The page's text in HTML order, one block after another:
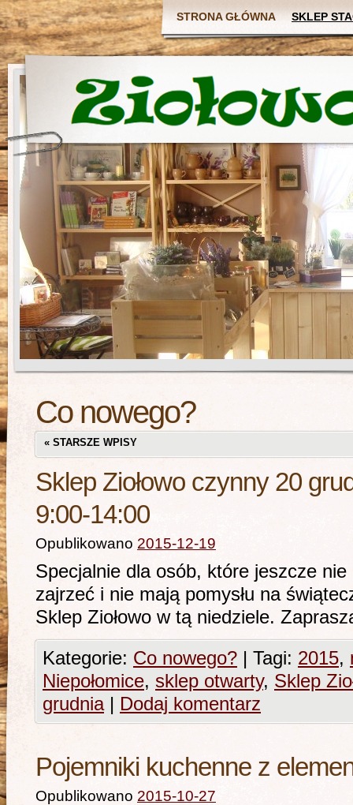
STRONA GŁÓWNA SKLEP
Co nowego?
« STARSZE WPISY
Sklep Ziołowo czynny 20
9:00-14:00
Opublikowano 2015-12-19
Specjalnie dla osób, które jeszcze nie
zajrzeć i nie mają pomysłu na
Sklep Ziołowo w tą niedziele.
Kategorie: Co nowego? | Tagi: 2015,
Niepołomice, sklep otwarty, Sklep
grudnia | Dodaj komentarz
Pojemniki kuchenne z
Opublikowano 2015-10-27